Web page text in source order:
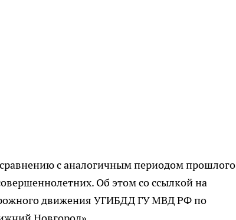
с аналогичным периодом прошлого
Об этом со ссылкой на
движения УГИБДД ГУ МВД РФ по